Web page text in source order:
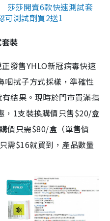
莎莎開賣6款快速測試套
可測試劑買2送1
裝
發售YHLO新冠病毒快速
咽拭子方式採樣，準確性
結果。現時於門市買滿指
，1支裝換購價只售$20/盒
價只需$80/盒（單售價
需$16就買到，產品數量